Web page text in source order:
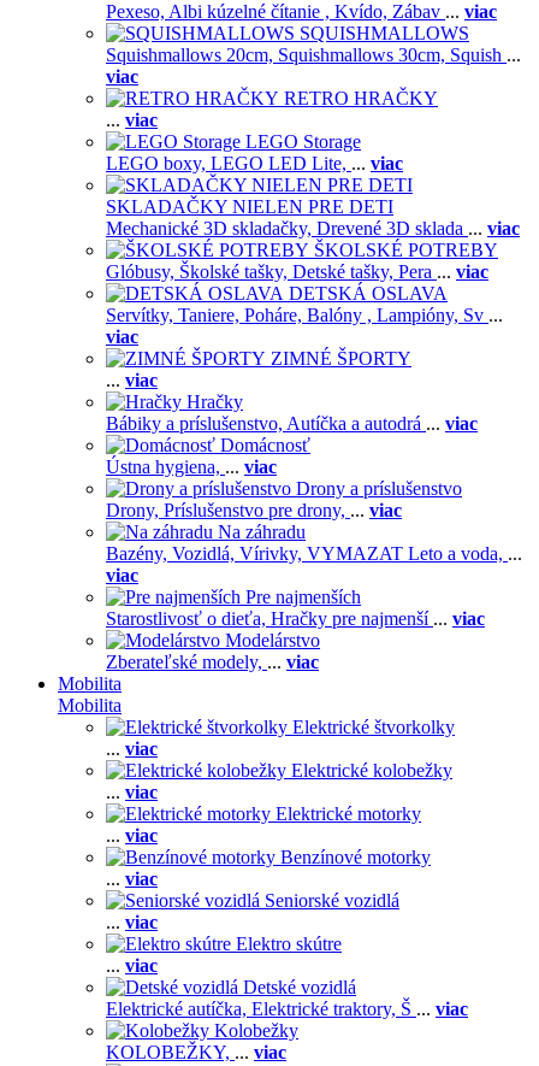
Pexeso, Albi kúzelné čítanie , Kvído, Zábav ... viac
SQUISHMALLOWS
Squishmallows 20cm, Squishmallows 30cm, Squish ...
viac
RETRO HRAČKY
... viac
LEGO Storage
LEGO boxy, LEGO LED Lite, ... viac
SKLADAČKY NIELEN PRE DETI
Mechanické 3D skladačky, Drevené 3D sklada ... viac
ŠKOLSKÉ POTREBY
Glóbusy, Školské tašky, Detské tašky, Pera ... viac
DETSKÁ OSLAVA
Servítky, Taniere, Poháre, Balóny , Lampióny, Sv ...
viac
ZIMNÉ ŠPORTY
... viac
Hračky
Bábiky a príslušenstvo, Autíčka a autodrá ... viac
Domácnosť
Ústna hygiena, ... viac
Drony a príslušenstvo
Drony, Príslušenstvo pre drony, ... viac
Na záhradu
Bazény, Vozidlá, Vírivky, VYMAZAT Leto a voda, ...
viac
Pre najmenších
Starostlivosť o dieťa, Hračky pre najmenší ... viac
Modelárstvo
Zberateľské modely, ... viac
Mobilita
Mobilita
Elektrické štvorkolky
... viac
Elektrické kolobežky
... viac
Elektrické motorky
... viac
Benzínové motorky
... viac
Seniorské vozidlá
... viac
Elektro skútre
... viac
Detské vozidlá
Elektrické autíčka, Elektrické traktory, Š ... viac
Kolobežky
KOLOBEŽKY, ... viac